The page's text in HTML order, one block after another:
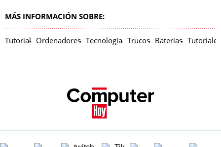
MÁS INFORMACIÓN SOBRE:
Tutorial Ordenadores Tecnología Trucos Baterias Tutoriales